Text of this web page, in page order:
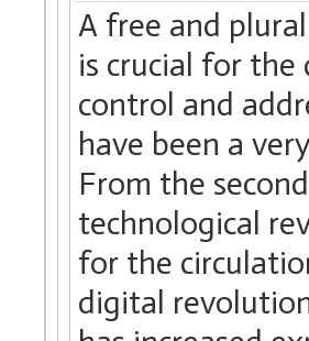
A free and
is crucial for
control and
have been a
From the
technological
for the
digital